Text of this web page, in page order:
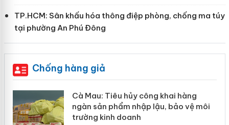
TP.HCM: Sân khấu hóa thông điệp phòng, chống ma túy
tại phường An Phú Đông
Chống hàng giả
công khai hàng
nhập lậu, bảo vệ môi
Khẩn trương xác
Slimaura Care x3 sử